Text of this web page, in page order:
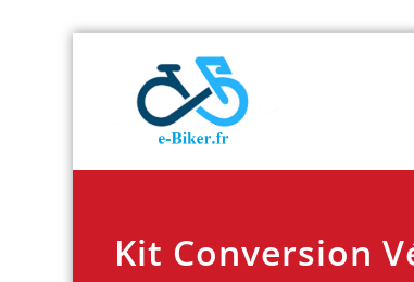
Kit Conversion